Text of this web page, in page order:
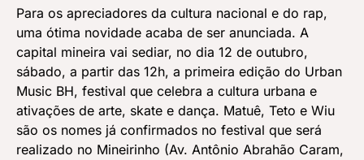
Para os apreciadores da cultura nacional e do rap,
uma ótima novidade acaba de ser anunciada. A
capital mineira vai sediar, no dia 12 de outubro,
sábado, a partir das 12h, a primeira edição do Urban
Music BH, festival que celebra a cultura urbana e
ativações de arte, skate e dança. Matuê, Teto e Wiu
são os nomes já confirmados no festival que será
realizado no Mineirinho (Av. Antônio Abrahão Caram,